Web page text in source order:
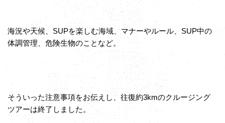
海況や天候、SUPを楽しむ海域、マナーやルール、SUP中の
体調管理、危険生物のことなど。
そういった注意事項をお伝えし、往復約3kmのクルージング
ツアーは終了しました。